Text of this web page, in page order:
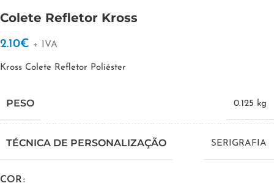
Colete Refletor Kross
2.10€ + IVA
Kross Colete Refletor Poliéster
PESO 0.125 kg
TÉCNICA DE PERSONALIZAÇÃO SERIGRAFIA
COR